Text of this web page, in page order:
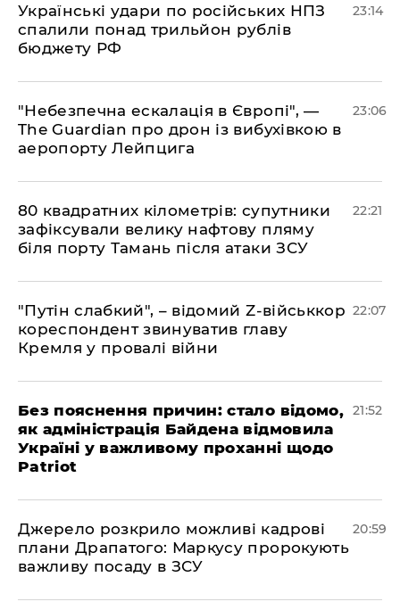
​Українські удари по російських НПЗ
спалили понад трильйон рублів
бюджету РФ
23:14
​"Небезпечна ескалація в Європі", —
The Guardian про дрон із вибухівкою в
аеропорту Лейпцига
23:06
​80 квадратних кілометрів: супутники
зафіксували велику нафтову пляму
біля порту Тамань після атаки ЗСУ
22:21
"Путін слабкий", – відомий Z-військкор
кореспондент звинуватив главу
Кремля у провалі війни
22:07
​Без пояснення причин: стало відомо,
як адміністрація Байдена відмовила
Україні у важливому проханні щодо
Patriot
21:52
​Джерело розкрило можливі кадрові
плани Драпатого: Маркусу пророкують
важливу посаду в ЗСУ
20:59